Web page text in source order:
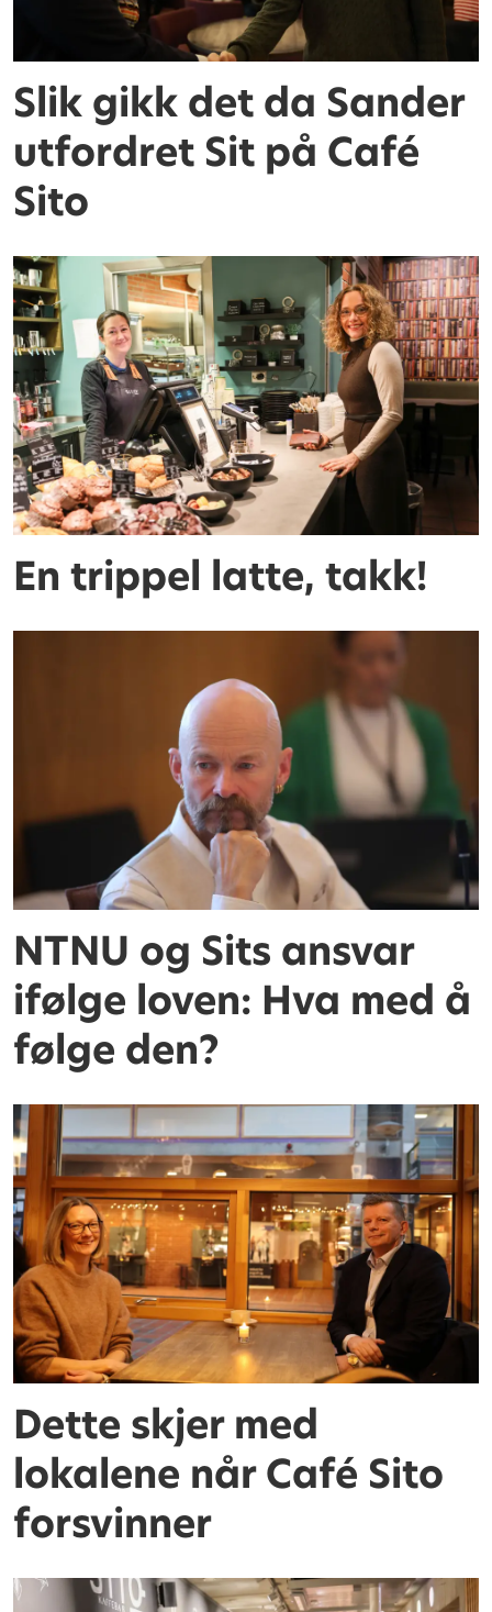
Slik gikk det da Sander
utfordret Sit på Café
Sito
En trippel latte, takk!
NTNU og Sits ansvar
ifølge loven: Hva med å
følge den?
Dette skjer med
lokalene når Café Sito
forsvinner